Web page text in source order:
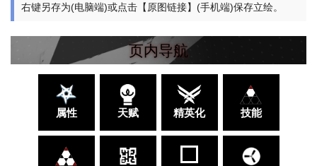
右键另存为(电脑端)或点击【原图链接】(手机端)保存立绘。
页内导航
属性 天赋 精英化 技能